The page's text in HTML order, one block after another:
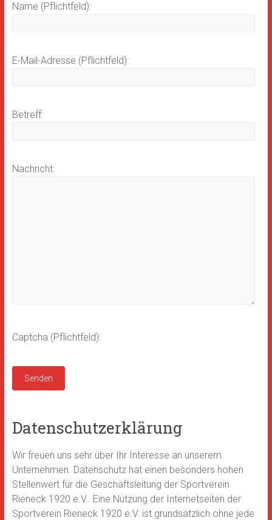
Name (Pflichtfeld):
E-Mail-Adresse (Pflichtfeld):
Betreff:
Nachricht:
Captcha (Pflichtfeld):
Datenschutzerklärung
Wir freuen uns sehr über Ihr Interesse an unserem
Unternehmen. Datenschutz hat einen besonders hohen
Stellenwert für die Geschäftsleitung der Sportverein
Rieneck 1920 e.V.. Eine Nutzung der Internetseiten der
Sportverein Rieneck 1920 e.V. ist grundsätzlich ohne jede